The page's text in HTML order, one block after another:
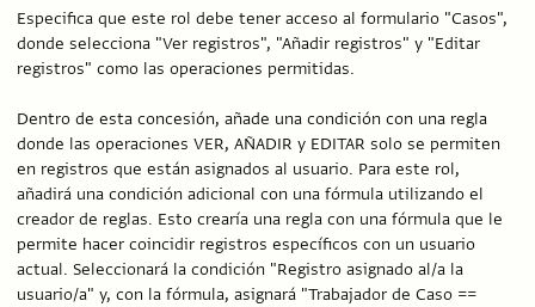
Especifica que este rol debe tener acceso al formulario "Casos",
donde selecciona "Ver registros", "Añadir registros" y "Editar
registros" como las operaciones permitidas.
Dentro de esta concesión, añade una condición con una regla
donde las operaciones VER, AÑADIR y EDITAR solo se permiten
en registros que están asignados al usuario. Para este rol,
añadirá una condición adicional con una fórmula utilizando el
creador de reglas. Esto crearía una regla con una fórmula que le
permite hacer coincidir registros específicos con un usuario
actual. Seleccionará la condición "Registro asignado al/a la
usuario/a" y, con la fórmula, asignará "Trabajador de Caso ==